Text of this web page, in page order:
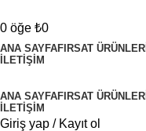
0 öğe ₺0
ANA SAYFAFIRSAT ÜRÜNLERI
İLETIŞIM
ANA SAYFAFIRSAT ÜRÜNLERI
İLETIŞIM
Giriş yap / Kayıt ol